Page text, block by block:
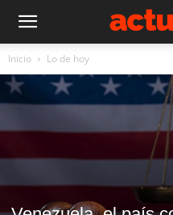
Inicio Lo de hoy